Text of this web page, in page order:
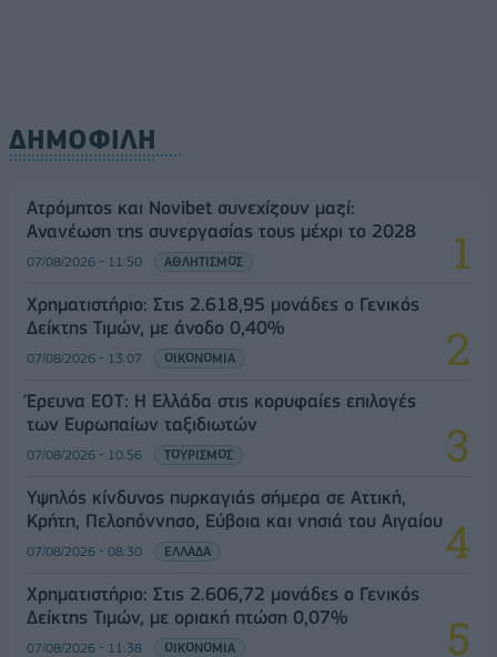
ΔΗΜΟΦΙΛΗ
Ατρόμητος και Novibet συνεχίζουν μαζί:
Ανανέωση της συνεργασίας τους μέχρι το 2028
07/08/2026 - 11:50 ΑΘΛΗΤΙΣΜΟΣ
Χρηματιστήριο: Στις 2.618,95 μονάδες ο Γενικός
Δείκτης Τιμών, με άνοδο 0,40%
07/08/2026 - 13:07 ΟΙΚΟΝΟΜΙΑ
Έρευνα ΕΟΤ: Η Ελλάδα στις κορυφαίες επιλογές
των Ευρωπαίων ταξιδιωτών
07/08/2026 - 10:56 ΤΟΥΡΙΣΜΟΣ
Υψηλός κίνδυνος πυρκαγιάς σήμερα σε Αττική,
Κρήτη, Πελοπόννησο, Εύβοια και νησιά του Αιγαίου
07/08/2026 - 08:30 ΕΛΛΑΔΑ
Χρηματιστήριο: Στις 2.606,72 μονάδες ο Γενικός
Δείκτης Τιμών, με οριακή πτώση 0,07%
07/08/2026 - 11:38 ΟΙΚΟΝΟΜΙΑ